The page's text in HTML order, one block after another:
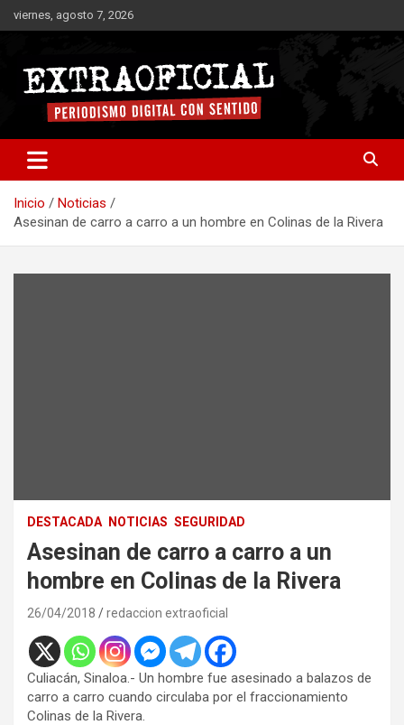
Saltar
al
viernes, agosto 7, 2026
Extraoficial
Inicio
Noticias
Asesinan de carro a carro a un hombre en Colinas de la Rivera
DESTACADA NOTICIAS SEGURIDAD
Asesinan de carro a carro a un
hombre en Colinas de la Rivera
26/04/2018 redaccion extraoficial
Culiacán, Sinaloa.- Un hombre fue asesinado a balazos de
carro a carro cuando circulaba por el fraccionamiento
Colinas de la Rivera.